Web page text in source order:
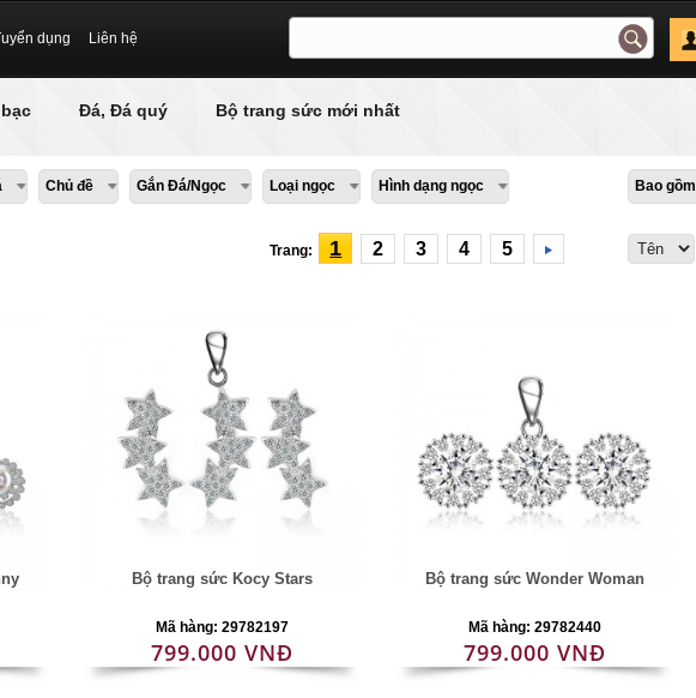
dụng Liên hệ
Đá, Đá quý Bộ trang sức mới nhất
Chủ đề Gắn Đá/Ngọc Loại ngọc Hình dạng ngọc Bao gồm
Trang: 1 2 3 4 5
Bộ trang sức Kocy Stars
Mã hàng: 29782197
799.000 VNĐ
Bộ trang sức Wonder Woman
Mã hàng: 29782440
799.000 VNĐ